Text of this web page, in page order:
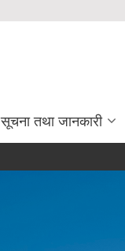
सूचना तथा जानकारी